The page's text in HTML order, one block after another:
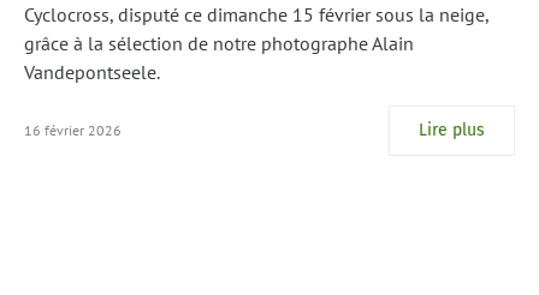
Cyclocross, disputé ce dimanche 15 février sous la neige,
grâce à la sélection de notre photographe Alain
Vandepontseele.
16 février 2026 Lire plus